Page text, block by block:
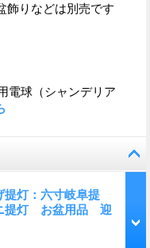
飾りなどは別売です
電球（シャンデリア
提灯：六寸岐阜提
提灯 お盆用品 迎